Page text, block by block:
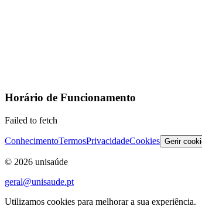
Horário de Funcionamento
Failed to fetch
ConhecimentoTermosPrivacidadeCookies Gerir
© 2026 unisaúde
geral@unisaude.pt
Utilizamos cookies para melhorar a sua experiência.